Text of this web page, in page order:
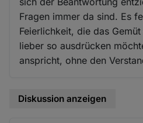
Fragen immer da sind. Es
Feierlichkeit, die das
lieber so ausdrücken
anspricht, ohne den
Diskussion anzeigen